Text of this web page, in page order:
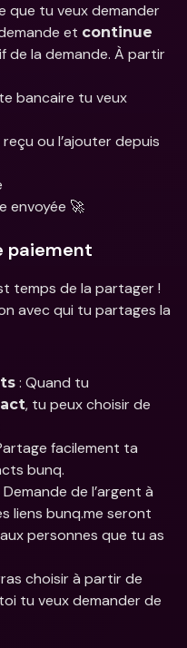
que tu veux demander
et continue
de la demande. À partir
bancaire tu veux
ou l’ajouter depuis
envoyée 🚀
paiement
temps de la partager !
avec qui tu partages la
: Quand tu
, tu peux choisir de
facilement ta
bunq.
Demande de l’argent à
liens bunq.me seront
personnes que tu as
choisir à partir de
tu veux demander de